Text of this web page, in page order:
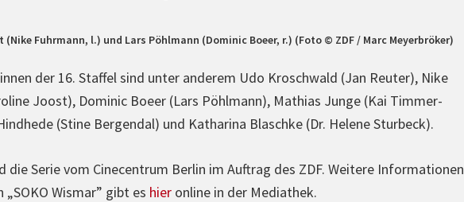
(Nike Fuhrmann, l.) und Lars Pöhlmann (Dominic Boeer, r.) (Foto © ZDF / Marc Meyerbröker)
der 16. Staffel sind unter anderem Udo Kro­sch­wald (Jan Reuter), Nike
Joost), Dominic Boeer (Lars Pöhlmann), Mathias Junge (Kai Tim­mer­
(Stine Bergendal) und Katharina Blaschke (Dr. Helene Sturbeck).
die Serie vom Cine­cen­trum Berlin im Auftrag des ZDF. Weitere Infor­ma­tio­nen
„SOKO Wismar” gibt es hier online in der Mediathek.